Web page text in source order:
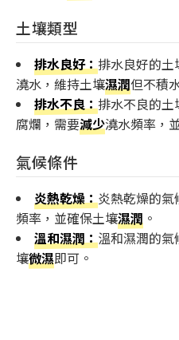
土壤類型
排水良好：排水良好的土
澆水，維持土壤濕潤但不積
排水不良：排水不良的土
腐爛，需要減少澆水頻率，
氣候條件
炎熱乾燥：炎熱乾燥的
頻率，並確保土壤濕潤 。
溫和濕潤：溫和濕潤的氣
壤微濕即可。